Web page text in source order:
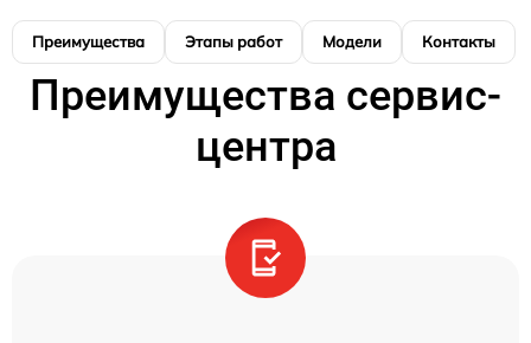
Преимущества Этапы работ Модели Контакты
Преимущества сервис-
центра